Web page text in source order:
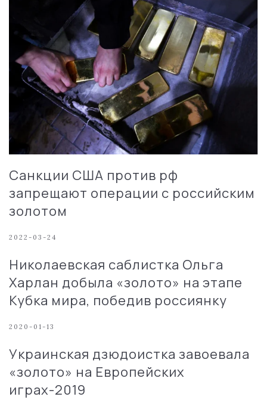
Санкции США против рф
запрещают операции с российским
золотом
2022-03-24
Николаевская саблистка Ольга
Харлан добыла «золото» на этапе
Кубка мира, победив россиянку
2020-01-13
Украинская дзюдоистка завоевала
«золото» на Европейских
играх-2019